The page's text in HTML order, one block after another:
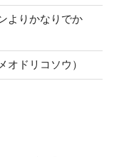
よりかなりでか
オドリコソウ）